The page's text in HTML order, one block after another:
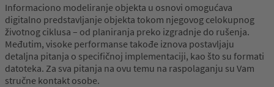
Informaciono modeliranje objekta u osnovi omogućava
digitalno predstavljanje objekta tokom njegovog celokupnog
životnog ciklusa – od planiranja preko izgradnje do rušenja.
Međutim, visoke performanse takođe iznova postavljaju
detaljna pitanja o specifičnoj implementaciji, kao što su formati
datoteka. Za sva pitanja na ovu temu na raspolaganju su Vam
stručne kontakt osobe.